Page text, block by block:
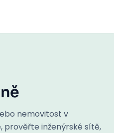
nemovitost v
prověřte inženýrské sítě,